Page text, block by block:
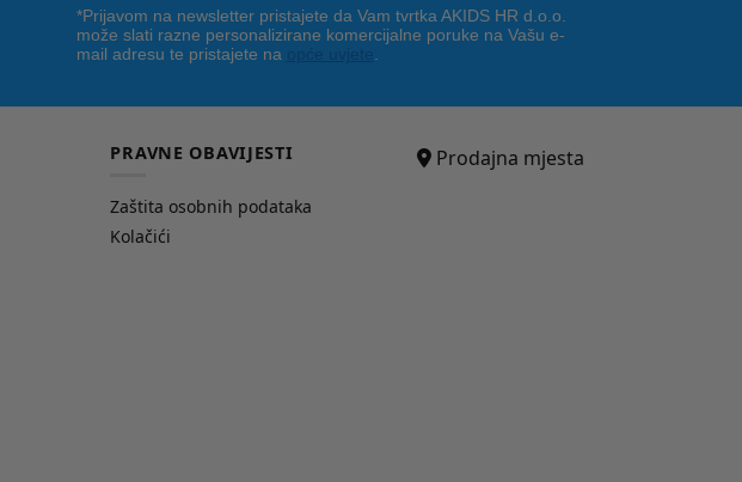
*Prijavom na newsletter pristajete da Vam tvrtka AKIDS HR d.o.o.
može slati razne personalizirane komercijalne poruke na Vašu e-
mail adresu te pristajete na
.
PRAVNE OBAVIJESTI
Zaštita osobnih podataka
Kolačići
Prodajna mjesta